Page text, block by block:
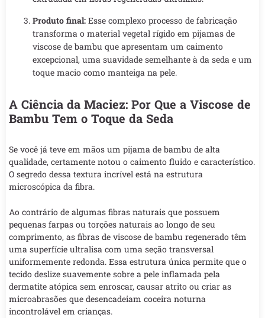
Produto final: Esse complexo processo de fabricação
transforma o material vegetal rígido em pijamas de
viscose de bambu que apresentam um caimento
excepcional, uma suavidade semelhante à da seda e um
toque macio como manteiga na pele.
A Ciência da Maciez: Por Que a Viscose de
Bambu Tem o Toque da Seda
Se você já teve em mãos um pijama de bambu de alta
qualidade, certamente notou o caimento fluido e característico.
O segredo dessa textura incrível está na estrutura
microscópica da fibra.
Ao contrário de algumas fibras naturais que possuem
pequenas farpas ou torções naturais ao longo de seu
comprimento, as fibras de viscose de bambu regenerado têm
uma superfície ultralisa com uma seção transversal
uniformemente redonda. Essa estrutura única permite que o
tecido deslize suavemente sobre a pele inflamada pela
dermatite atópica sem enroscar, causar atrito ou criar as
microabrasões que desencadeiam coceira noturna
incontrolável em crianças.